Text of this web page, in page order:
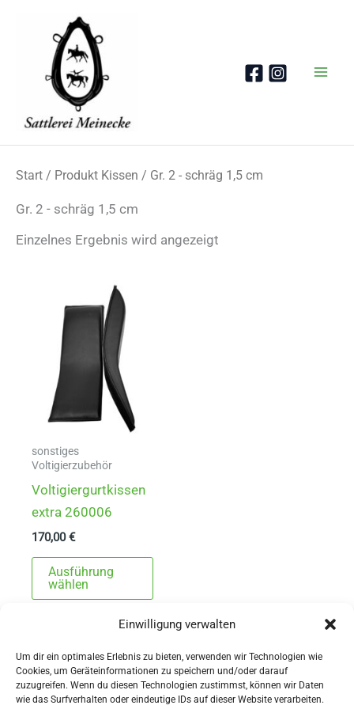
Einwilligung verwalten
Um dir ein optimales Erlebnis zu bieten, verwenden wir Technologien wie
Cookies, um Geräteinformationen zu speichern und/oder darauf
zuzugreifen. Wenn du diesen Technologien zustimmst, können wir Daten
wie das Surfverhalten oder eindeutige IDs auf dieser Website verarbeiten.
Start / Produkt Kissen / Gr. 2 - schräg 1,5 cm
Gr. 2 - schräg 1,5 cm
Einzelnes Ergebnis wird angezeigt
sonstiges
Voltigierzubehör
Voltigiergurtkissen
extra 260006
170,00€
Ausführung
wählen
Dieses
mehrere
Varianten
auf.
Die